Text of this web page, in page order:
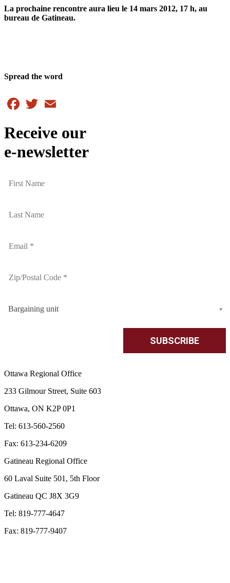
La prochaine rencontre aura lieu le 14 mars 2012, 17 h, au
bureau de Gatineau.
Spread the word
Facebook
Twitter
Receive our
e-newsletter
Bargaining unit
Ottawa Regional Office
233 Gilmour Street, Suite 603
Ottawa, ON K2P 0P1
Tel: 613-560-2560
Fax: 613-234-6209
Gatineau Regional Office
60 Laval Suite 501, 5th Floor
Gatineau QC J8X 3G9
Tel: 819-777-4647
Fax: 819-777-9407